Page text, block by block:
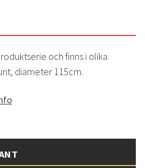
och finns i olika
diameter 115cm.